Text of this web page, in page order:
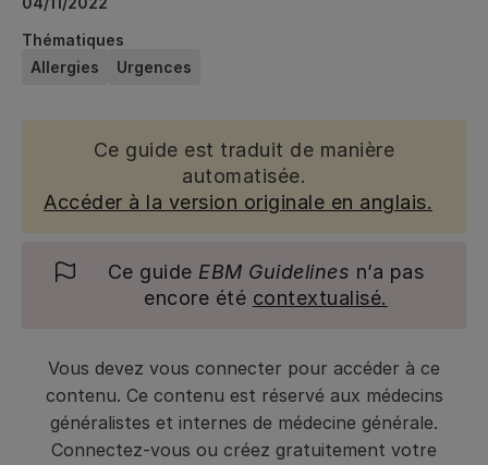
Thématiques
Allergies
Urgences
Ce guide est traduit de manière
automatisée.
Accéder à la version originale en anglais.
Ce guide EBM Guidelines n’a pas
encore été contextualisé.
Vous devez vous connecter pour accéder à ce
contenu. Ce contenu est réservé aux médecins
généralistes et internes de médecine générale.
Connectez-vous ou créez gratuitement votre